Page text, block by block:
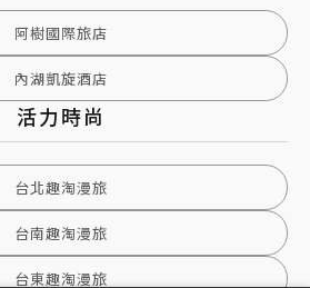
阿樹國際旅店
內湖凱旋酒店
活力時尚
台北趣淘漫旅
台南趣淘漫旅
台東趣淘漫旅